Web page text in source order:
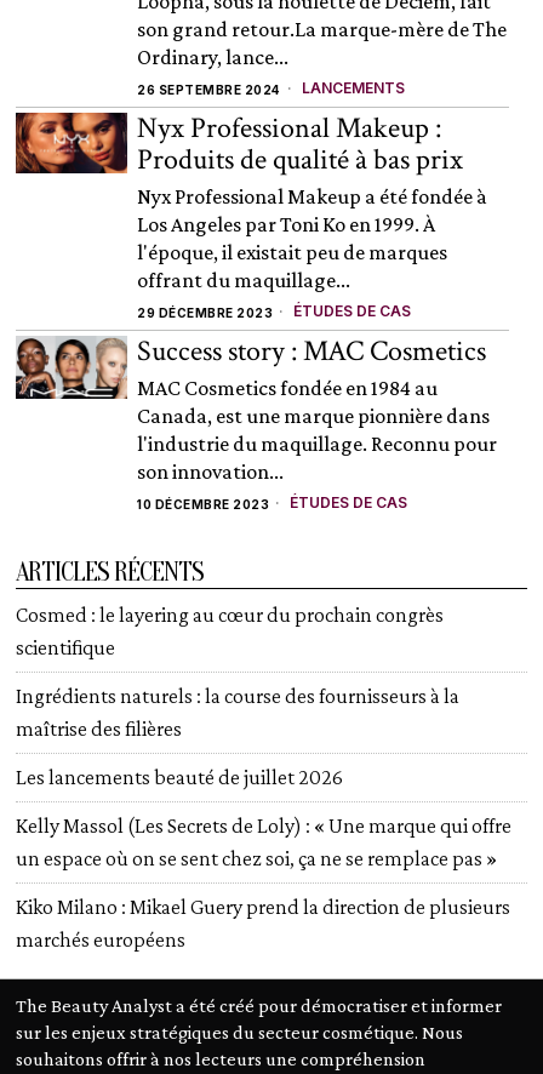
son grand retour.La marque-mère de The
Ordinary, lance...
26 SEPTEMBRE 2024 LANCEMENTS
Nyx Professional Makeup :
Produits de qualité à bas prix
Nyx Professional Makeup a été fondée à
Los Angeles par Toni Ko en 1999. À
l'époque, il existait peu de marques
offrant du maquillage...
29 DÉCEMBRE 2023 ÉTUDES DE CAS
Success story : MAC Cosmetics
MAC Cosmetics fondée en 1984 au
Canada, est une marque pionnière dans
l'industrie du maquillage. Reconnu pour
son innovation...
10 DÉCEMBRE 2023 ÉTUDES DE CAS
ARTICLES RÉCENTS
Cosmed : le layering au cœur du prochain congrès
scientifique
Ingrédients naturels : la course des fournisseurs à la
maîtrise des filières
Les lancements beauté de juillet 2026
Kelly Massol (Les Secrets de Loly) : « Une marque qui offre
un espace où on se sent chez soi, ça ne se remplace pas »
Kiko Milano : Mikael Guery prend la direction de plusieurs
marchés européens
The Beauty Analyst a été créé pour démocratiser et informer
sur les enjeux stratégiques du secteur cosmétique. Nous
souhaitons offrir à nos lecteurs une compréhension